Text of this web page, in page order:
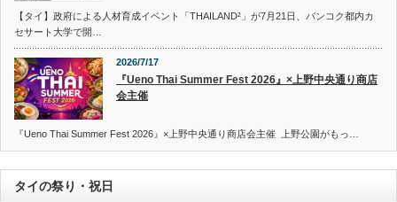
【タイ】政府による人材育成イベント「THAILAND²」が7月21日、バンコク都内カ
セサート大学で開…
2026/7/17
『Ueno Thai Summer Fest 2026』×上野中央通り商店
会主催
『Ueno Thai Summer Fest 2026』×上野中央通り商店会主催 上野公園がもっ…
タイの祭り・祝日